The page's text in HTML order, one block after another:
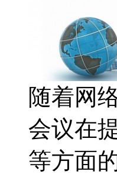
随着网
会议在
等方面